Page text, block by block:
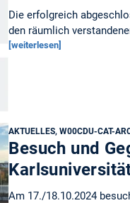
Die erfolgreich
den räumlich
[weiterlesen]
AKTUELLES, W00CDU-CAT-
Besuch und
Am 17./18.10.2024